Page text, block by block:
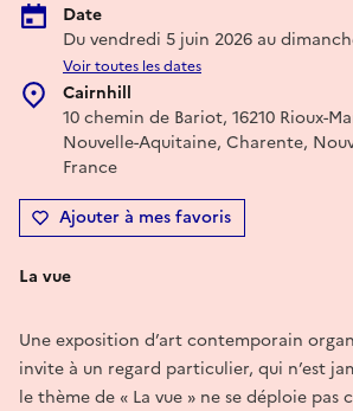
Date
Du vendredi 5 juin 2026 au
Voir toutes les dates
Cairnhill
10 chemin de Bariot, 16210 Rioux-
Nouvelle-Aquitaine, Charente,
France
Ajouter à mes favoris
La vue
Une exposition d’art contemporain
invite à un regard particulier, qui n’est
le thème de « La vue » ne se déploie pas